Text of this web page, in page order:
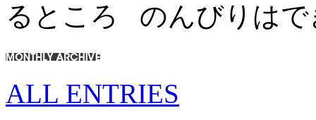
るところ のんびりは
ALL ENTRIES